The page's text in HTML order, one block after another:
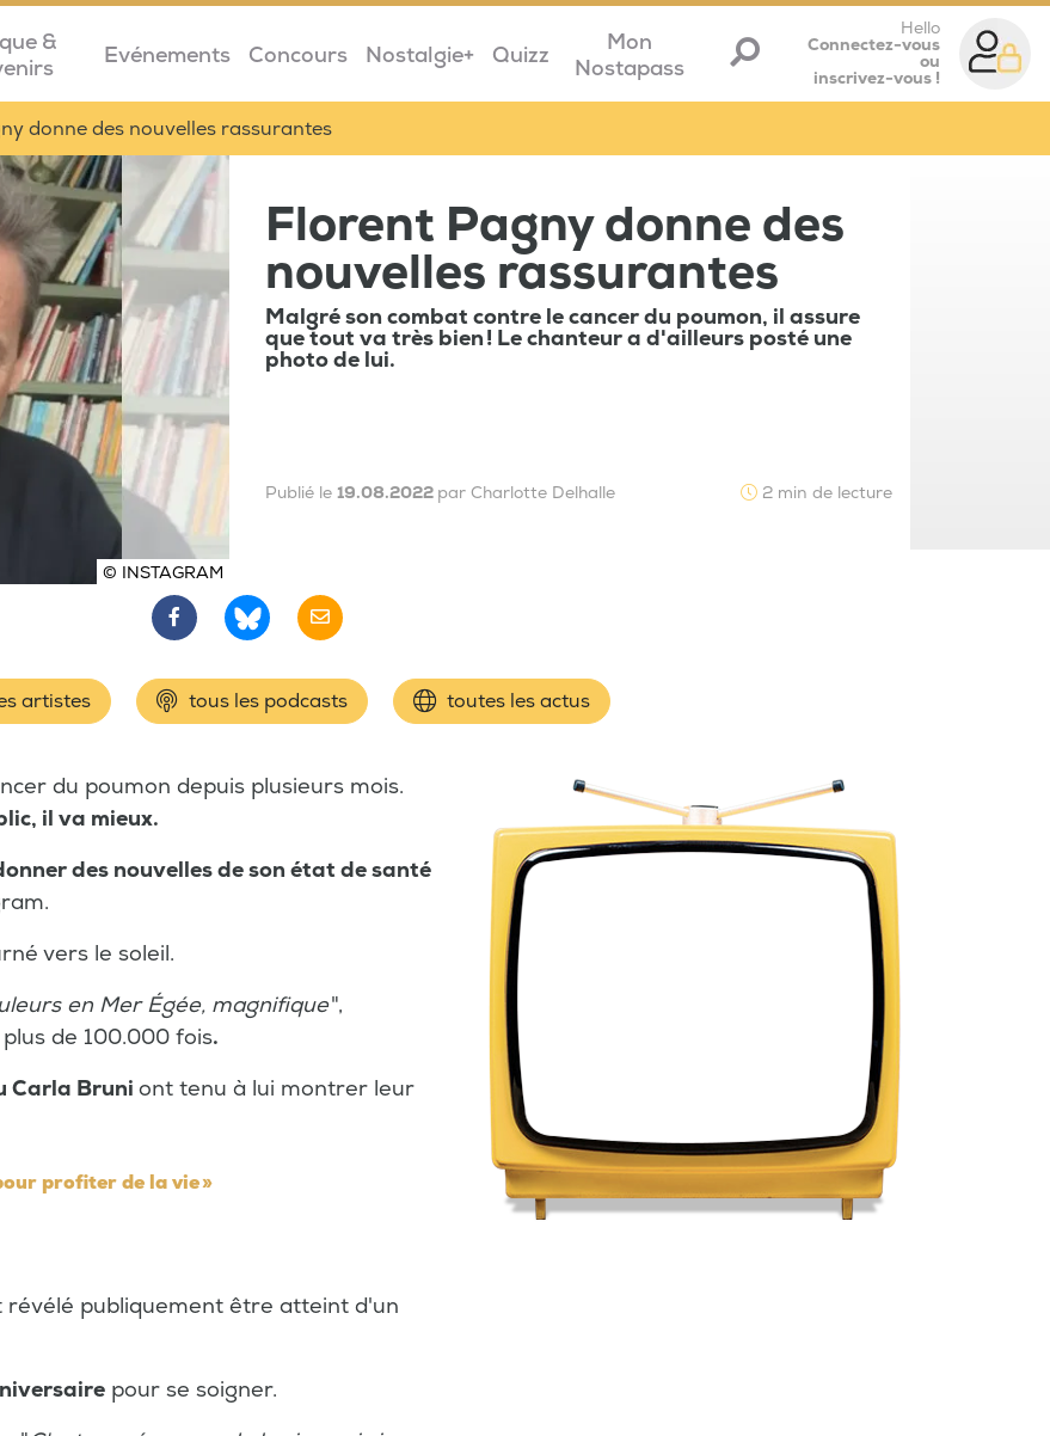
&
Evénements Concours Nostalgie+ Quizz
Mon
Nostapass
Hello
Connectez-vous
ou
inscrivez-vous !
donne des nouvelles rassurantes
© INSTAGRAM
Florent Pagny donne des
nouvelles rassurantes
Malgré son combat contre le cancer du poumon, il assure
que tout va très bien ! Le chanteur a d'ailleurs posté une
photo de lui.
Publié le 19.08.2022 par Charlotte Delhalle 2 min de lecture
artistes tous les podcasts toutes les actus
du poumon depuis plusieurs mois.
il va mieux.
des nouvelles de son état de santé
vers le soleil.
en Mer Égée, magnifique",
de 100.000 fois.
Carla Bruni ont tenu à lui montrer leur
profiter de la vie »
révélé publiquement être atteint d'un
pour se soigner.